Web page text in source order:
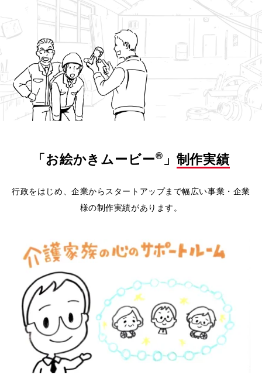
「お絵かきムービー® 」 制作実績
行政をはじめ、企業からスタートアップまで幅広い事業・企業
様の制作実績があります。